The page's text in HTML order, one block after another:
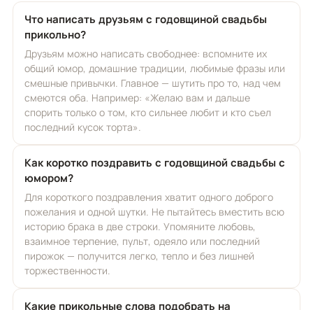
Что написать друзьям с годовщиной свадьбы
прикольно?
Друзьям можно написать свободнее: вспомните их
общий юмор, домашние традиции, любимые фразы или
смешные привычки. Главное — шутить про то, над чем
смеются оба. Например: «Желаю вам и дальше
спорить только о том, кто сильнее любит и кто съел
последний кусок торта».
Как коротко поздравить с годовщиной свадьбы с
юмором?
Для короткого поздравления хватит одного доброго
пожелания и одной шутки. Не пытайтесь вместить всю
историю брака в две строки. Упомяните любовь,
взаимное терпение, пульт, одеяло или последний
пирожок — получится легко, тепло и без лишней
торжественности.
Какие прикольные слова подобрать на